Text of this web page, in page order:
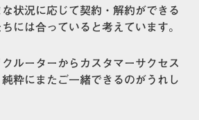
な状況に応じて契約・解約ができる
には合っていると考えています。
ルーターからカスタマーサクセス
粋にまたご一緒できるのがうれし